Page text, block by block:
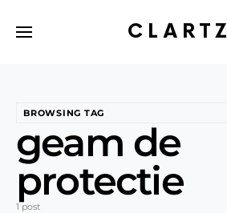
CLARTZ
BROWSING TAG
geam de
protectie
1 post